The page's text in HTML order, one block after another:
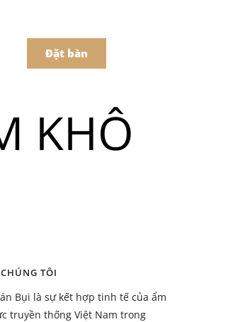
Đặt bàn
KHÔ
TÔI
Bụi là sự kết hợp tinh tế của ẩm
truyền thống Việt Nam trong